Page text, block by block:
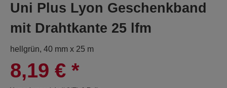
Uni Plus Lyon Geschenkband
mit Drahtkante 25 lfm
hellgrün, 40 mm x 25 m
8,19 € *